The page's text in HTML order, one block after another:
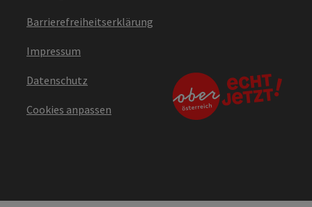
Barrierefreiheitserklärung
Impressum
Datenschutz
Cookies anpassen